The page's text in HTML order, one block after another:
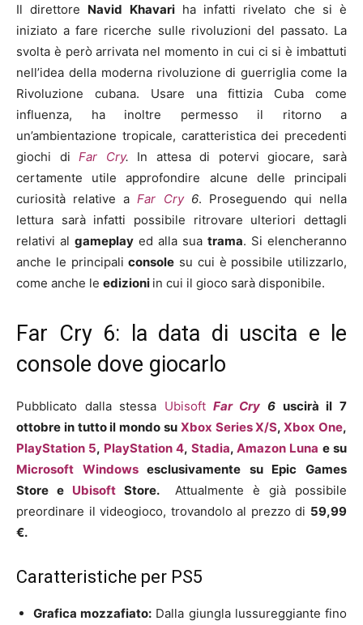
Il direttore Navid Khavariha infatti rivelato che si è
iniziato a fare ricerche sulle rivoluzioni del passato. La
svolta è però arrivata nel momento in cui ci si è imbattuti
nell’idea della moderna rivoluzione di guerriglia come la
Rivoluzione cubana. Usare una fittizia Cuba come
influenza, ha inoltre permesso il ritorno a
un’ambientazione tropicale, caratteristica dei precedenti
giochi diFar Cry. In attesa di potervi giocare, sarà
certamente utile approfondire alcune delle principali
curiosità relative aFar Cry6. Proseguendo qui nella
lettura sarà infatti possibile ritrovare ulteriori dettagli
relativi al gameplay ed alla sua trama. Si elencheranno
anche le principaliconsole su cui è possibile utilizzarlo,
come anche le edizioni in cui il gioco sarà disponibile.
Far Cry 6: la data di uscita e le
console dove giocarlo
Pubblicato dalla stessa Ubisoft Far Cry 6 uscirà il 7
ottobre in tutto il mondo su Xbox Series X/S,Xbox One,
PlayStation 5, PlayStation 4, Stadia, Amazon Luna e su
Microsoft Windowsesclusivamente su Epic Games
Store e UbisoftStore.
Attualmente è già possibile
preordinare il videogioco, trovandolo al prezzo di 59,99
€.
Caratteristiche per PS5
Grafica mozzafiato: Dalla giungla lussureggiante fino